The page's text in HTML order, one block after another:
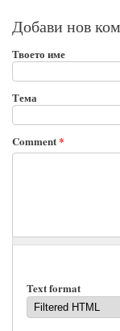
Добави нов
Твоето име
Тема
Comment*
Text format